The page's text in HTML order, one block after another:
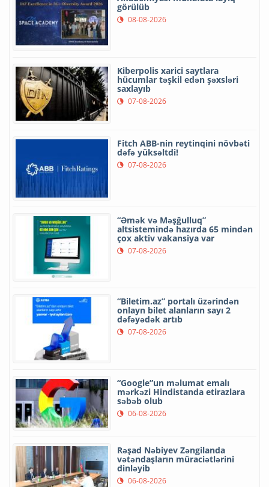
görülüb
08-08-2026
Kiberpolis xarici saytlara
hücumlar təşkil edən şəxsləri
saxlayıb
07-08-2026
Fitch ABB-nin reytinqini növbəti
dəfə yüksəltdi!
07-08-2026
“Əmək və Məşğulluq”
altsistemində hazırda 65 mindən
çox aktiv vakansiya var
07-08-2026
“Biletim.az” portalı üzərindən
onlayn bilet alanların sayı 2
dəfəyədək artıb
07-08-2026
“Google”un məlumat emalı
mərkəzi Hindistanda etirazlara
səbəb olub
06-08-2026
Rəşad Nəbiyev Zəngilanda
vətəndaşların müraciətlərini
dinləyib
06-08-2026